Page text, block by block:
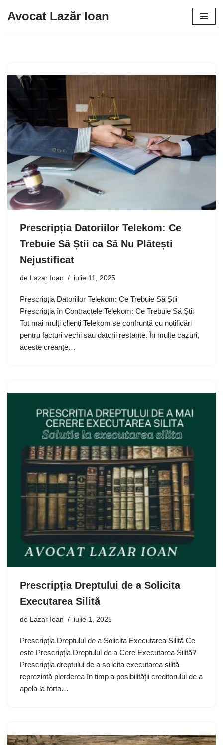
Avocat Lazăr Ioan
Prescripția Datoriilor Telekom: Ce
Trebuie Să Știi ca Să Nu Plătești
Nejustificat
de Lazar Ioan iulie 11, 2025
Prescripția Datoriilor Telekom: Ce Trebuie Să Știi
Prescripția în Contractele Telekom: Ce Trebuie Să Știi
Tot mai mulți clienți Telekom se confruntă cu notificări
pentru facturi vechi sau datorii restante. În multe cazuri,
aceste creanțe…
Prescripția Dreptului de a Solicita
Executarea Silită
de Lazar Ioan iulie 1, 2025
Prescripția Dreptului de a Solicita Executarea Silită Ce
este Prescripția Dreptului de a Cere Executarea Silită?
Prescripția dreptului de a solicita executarea silită
reprezintă pierderea în timp a posibilității creditorului de a
apela la forta…